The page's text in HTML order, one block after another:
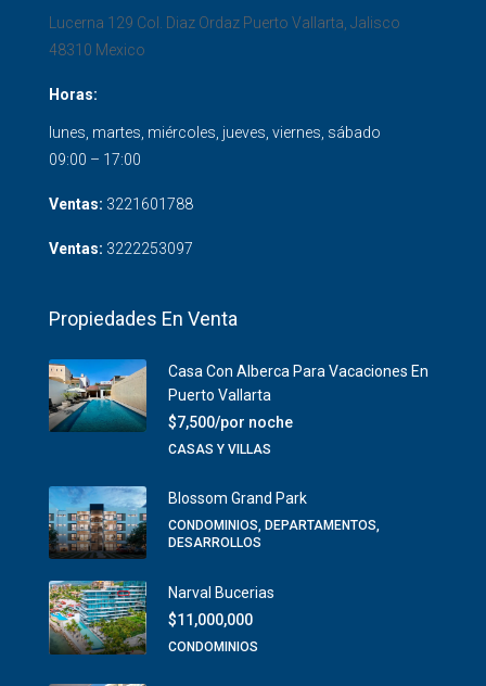
Lucerna 129 Col. Diaz Ordaz Puerto Vallarta Jalisco
48310 Mexico
Horas:
lunes, martes, miércoles, jueves, viernes, sábado
09:00 – 17:00
Ventas: 3221601788
Ventas: 3222253097
Propiedades En Venta
Casa Con Alberca Para Vacaciones En
Puerto Vallarta
$7,500/por noche
CASAS Y VILLAS
Blossom Grand Park
CONDOMINIOS, DEPARTAMENTOS,
DESARROLLOS
Narval Bucerias
$11,000,000
CONDOMINIOS